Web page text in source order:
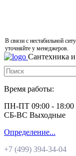
В связи с нестабильной
уточняйте у менеджеров.
Сантехника
Время работы:
ПН-ПТ 09:00 - 18:00
СБ-ВС Выходные
Определение...
+7 (499) 394-34-04